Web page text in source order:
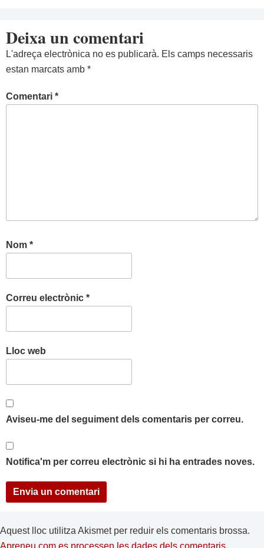
Deixa un comentari
L'adreça electrònica no es publicarà. Els camps necessaris
estan marcats amb *
Comentari *
Nom *
Correu electrònic *
Lloc web
Aviseu-me del seguiment dels comentaris per correu.
Notifica'm per correu electrònic si hi ha entrades noves.
Aquest lloc utilitza Akismet per reduir els comentaris brossa.
Apreneu com es processen les dades dels comentaris.